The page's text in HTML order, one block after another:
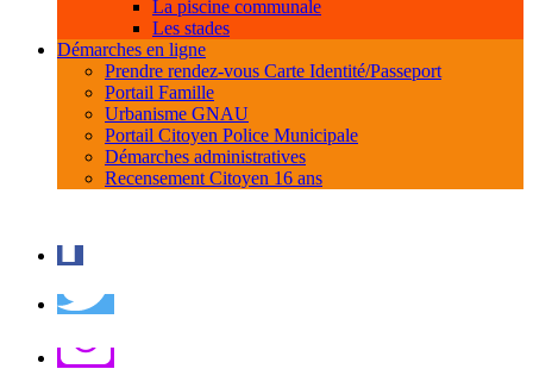
La piscine communale
Les stades
Démarches en ligne
Prendre rendez-vous Carte Identité/Passeport
Portail Famille
Urbanisme GNAU
Portail Citoyen Police Municipale
Démarches administratives
Recensement Citoyen 16 ans